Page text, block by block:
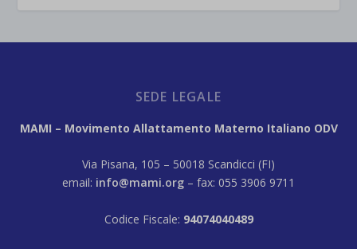
SEDE LEGALE
MAMI – Movimento Allattamento Materno Italiano ODV
Via Pisana, 105 – 50018 Scandicci (FI)
email: info@mami.org – fax: 055 3906 9711
Codice Fiscale: 94074040489